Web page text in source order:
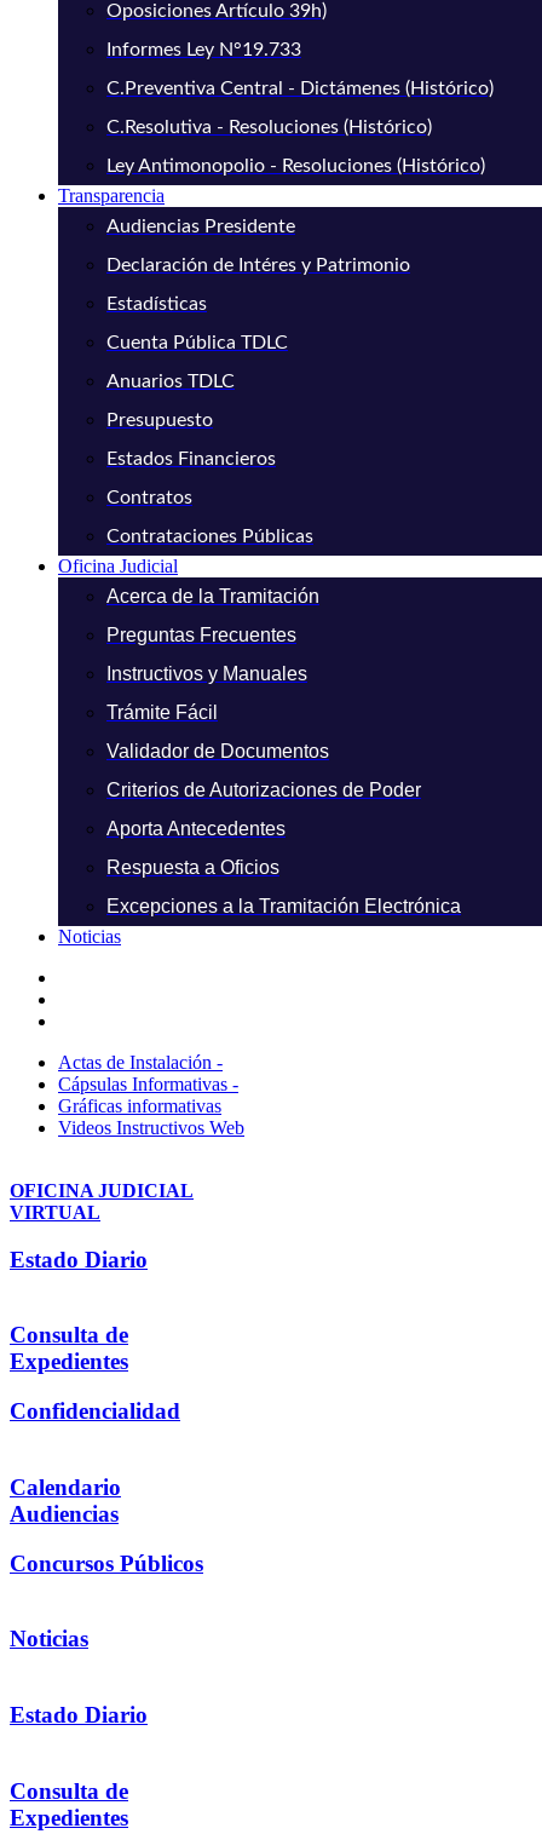
Oposiciones Artículo 39h)
Informes Ley N°19.733
C.Preventiva Central - Dictámenes (Histórico)
C.Resolutiva - Resoluciones (Histórico)
Ley Antimonopolio - Resoluciones (Histórico)
Transparencia
Audiencias Presidente
Declaración de Intéres y Patrimonio
Estadísticas
Cuenta Pública TDLC
Anuarios TDLC
Presupuesto
Estados Financieros
Contratos
Contrataciones Públicas
Oficina Judicial
Acerca de la Tramitación
Preguntas Frecuentes
Instructivos y Manuales
Trámite Fácil
Validador de Documentos
Criterios de Autorizaciones de Poder
Aporta Antecedentes
Respuesta a Oficios
Excepciones a la Tramitación Electrónica
Noticias
Actas de Instalación -
Cápsulas Informativas -
Gráficas informativas
Videos Instructivos Web
OFICINA JUDICIAL
VIRTUAL
Estado Diario
Consulta de
Expedientes
Confidencialidad
Calendario
Audiencias
Concursos Públicos
Noticias
Estado Diario
Consulta de
Expedientes